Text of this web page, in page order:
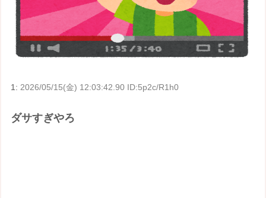
1:2026/05/15(金) 12:03:42.90 ID:5p2c/R1h0
ダサすぎやろ